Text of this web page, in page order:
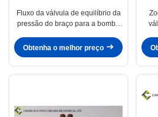
Fluxo da válvula de equilíbrio da
pressão do braço para a bomba
Obtenha o melhor preço